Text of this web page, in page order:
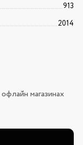
913
2014
магазинах